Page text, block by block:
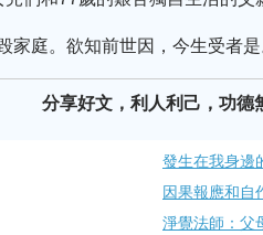
庭。欲知前世因，今生受者是
分享好文，利人利己，功德
發生在我身邊
因果報應和自
淨覺法師：父